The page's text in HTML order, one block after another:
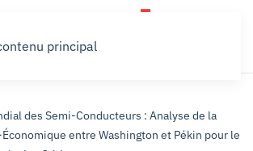
principal
des Semi-Conducteurs : Analyse de la
entre Washington et Pékin pour le